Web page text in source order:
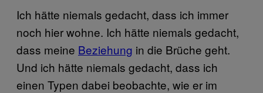
Ich hätte niemals gedacht, dass ich immer
noch hier wohne. Ich hätte niemals gedacht,
dass meine Beziehung in die Brüche geht.
Und ich hätte niemals gedacht, dass ich
einen Typen dabei beobachte, wie er im